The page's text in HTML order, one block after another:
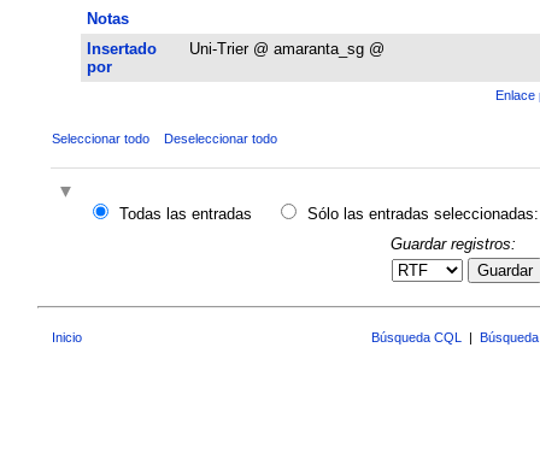
Notas
Insertado
por
Uni-Trier @ amaranta_sg @
Enlace
Seleccionar todo Deseleccionar todo
Todas las entradas
Sólo las entradas seleccionadas:
Guardar registros:
Guardar
Inicio Búsqueda CQL